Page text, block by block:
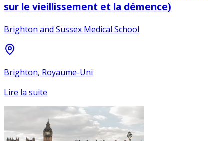
sur le vieillissement et la démence)
Brighton and Sussex Medical School
Brighton, Royaume-Uni
Lire la suite